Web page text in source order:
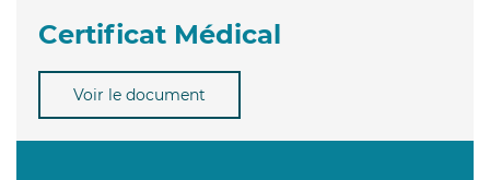
Certificat Médical
Voir le document